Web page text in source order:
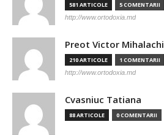
581 ARTICOLE 5 COMENTARII
http://www.ortodoxia.md
Preot Victor Mihalachi
210 ARTICOLE 1 COMENTARII
http://www.ortodoxia.md
Cvasniuc Tatiana
88 ARTICOLE 0 COMENTARII